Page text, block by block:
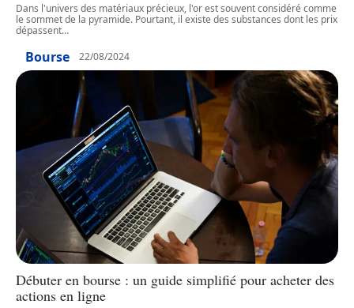
Dans l'univers des matériaux précieux, l'or est souvent considéré comme
le sommet de la pyramide. Pourtant, il existe des substances dont les prix
dépassent…
Bourse 22/08/2024
Débuter en bourse : un guide simplifié pour acheter des
actions en ligne